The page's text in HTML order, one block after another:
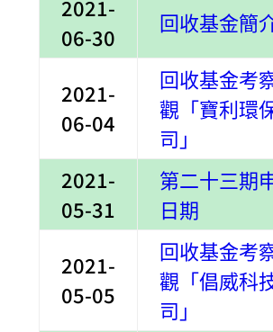
2021-
06-30
回收基金簡
2021-
06-04
回收基金考
觀「寶利環
司」
2021-
05-31
第二十三期
日期
2021-
05-05
回收基金考
觀「倡威科
司」